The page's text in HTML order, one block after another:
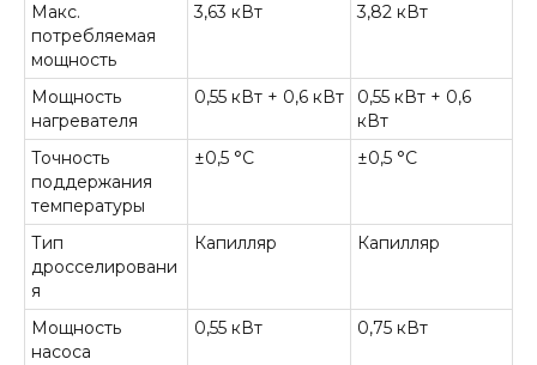
Макс.
потребляемая
мощность
3,63 кВт 3,82 кВт
Мощность
нагревателя
0,55 кВт + 0,6 кВт
0,55 кВт + 0,6
кВт
Точность
поддержания
температуры
±0,5 °C ±0,5 °C
Тип
дросселировани
я
Капилляр Капилляр
Мощность
насоса
0,55 кВт 0,75 кВт